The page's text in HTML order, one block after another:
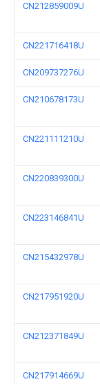
CN212859009U
CN221716418U
CN209737276U
CN210678173U
CN221111210U
CN220839300U
CN223146841U
CN215432978U
CN217951920U
CN212371849U
CN217914669U